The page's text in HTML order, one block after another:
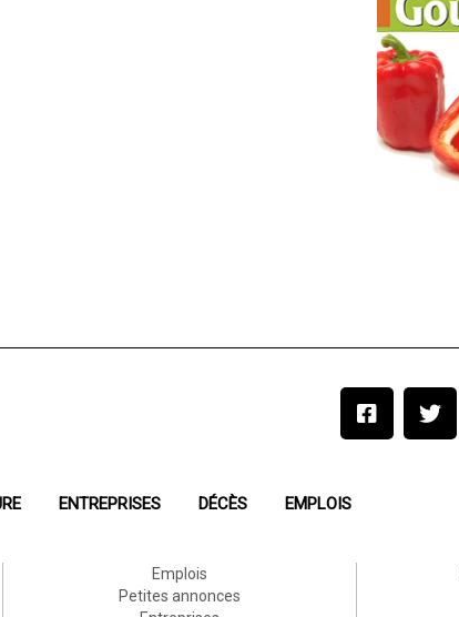
ENTREPRISES DÉCÈS EMPLOIS
Emplois
Petites annonces